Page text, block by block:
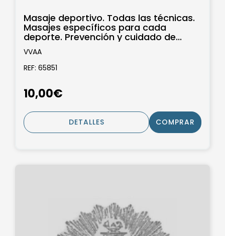
Masaje deportivo. Todas las técnicas.
Masajes específicos para cada
deporte. Prevención y cuidado de...
VVAA
REF: 65851
10,00€
DETALLES COMPRAR